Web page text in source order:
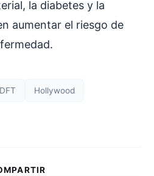
la diabetes y la
aumentar el riesgo de
DFT Hollywood